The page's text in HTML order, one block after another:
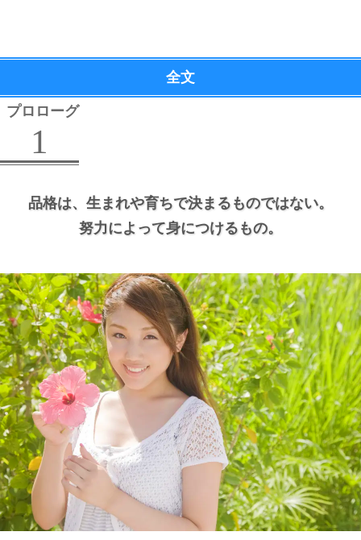
全文
プロローグ
1
品格は、 生まれや育ちで決まるものではない。
努力によって身につけるもの。